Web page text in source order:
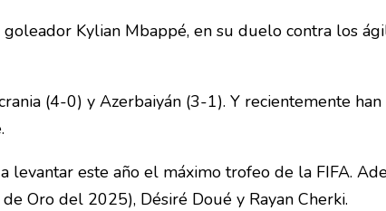
Kylian Mbappé, en su duelo contra los
(4-0) y Azerbaiyán (3-1). Y recientemente
levantar este año el máximo trofeo de la FIFA.
Oro del 2025), Désiré Doué y Rayan Cherki.